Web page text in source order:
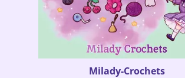
Milady-Crochets